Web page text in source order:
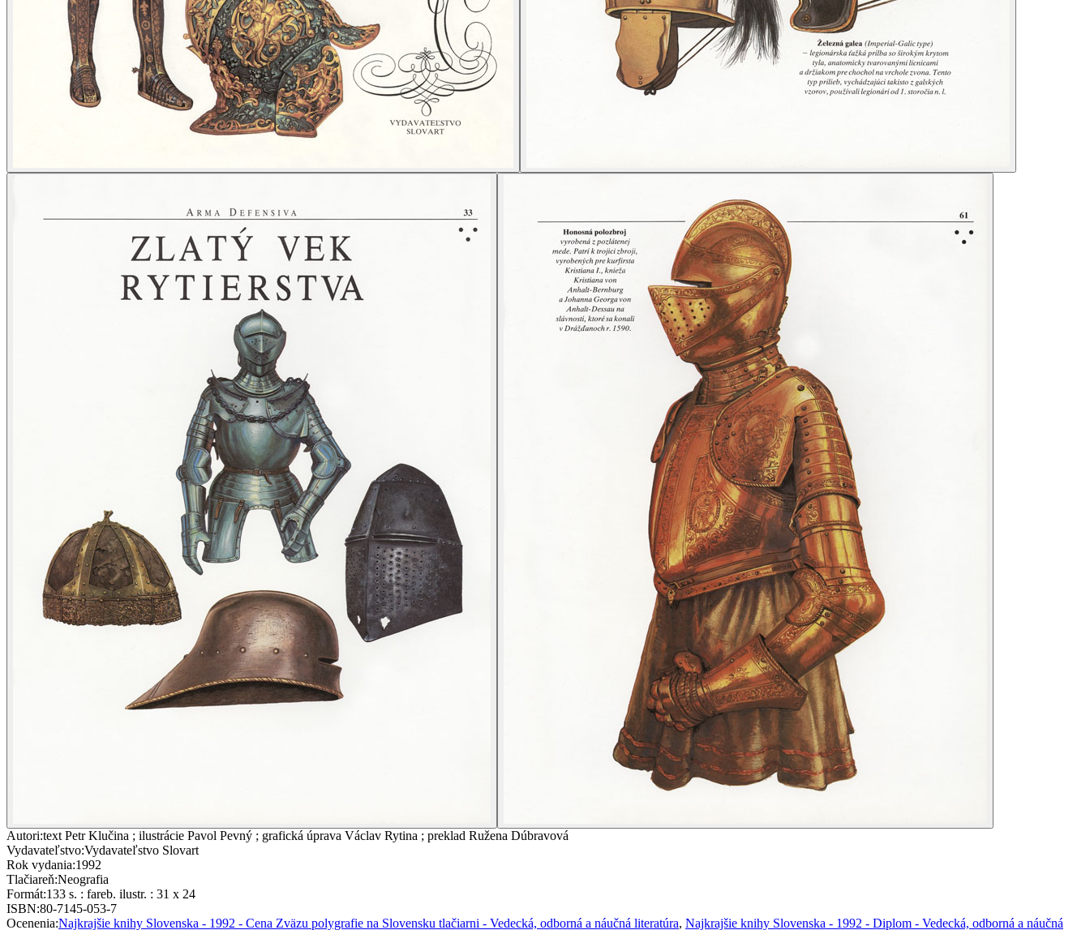
Autori:text Petr Klučina ; ilustrácie Pavol Pevný ; grafická úprava Václav Rytina ; preklad Ružena Dúbravová
Vydavateľstvo:Vydavateľstvo Slovart
Rok vydania:1992
Tlačiareň:Neografia
Formát:133 s. : fareb. ilustr. : 31 x 24
ISBN:80-7145-053-7
Ocenenia:Najkrajšie knihy Slovenska - 1992 - Cena Zväzu polygrafie na Slovensku tlačiarni - Vedecká, odborná a náučná literatúra, Najkrajšie knihy Slovenska - 1992 - Diplom - Vedecká, odborná a náučná